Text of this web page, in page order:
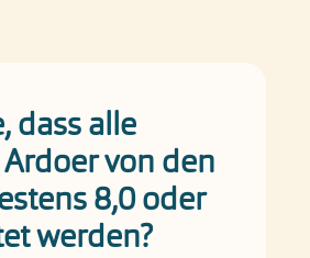
dass alle
von den
8,0 oder
werden?